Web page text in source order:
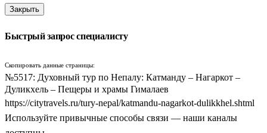
Закрыть
Быстрый запрос специалисту
Скопировать данные страницы:
№5517: Духовный тур по Непалу: Катманду – Нагаркот –
Дуликхель – Пещеры и храмы Гималаев
https://citytravels.ru/tury-nepal/katmandu-nagarkot-dulikkhel.shtml
Используйте привычные способы связи — наши каналы